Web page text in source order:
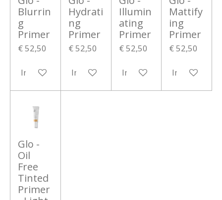
Blurrin
g
Primer
€ 52,50
In winkelwagen
Hydrati
ng
Primer
€ 52,50
In winkelwagen
Illumin
ating
Primer
€ 52,50
In winkelwagen
Mattify
ing
Primer
€ 52,50
In
Glo -
Oil
Free
Tinted
Primer